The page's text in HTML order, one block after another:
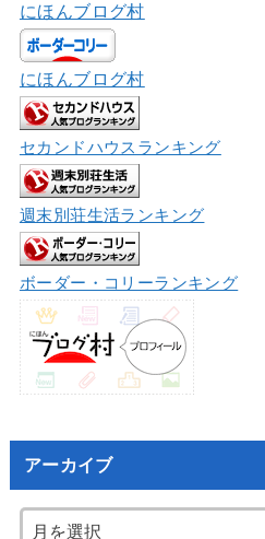
にほんブログ村
にほんブログ村
セカンドハウスランキング
週末別荘生活ランキング
ボーダー・コリーランキング
アーカイブ